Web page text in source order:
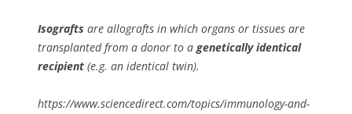
Isografts are allografts in which organs or tissues are
transplanted from a donor to a genetically identical
recipient (e.g. an identical twin).
https://www.sciencedirect.com/topics/immunology-and-